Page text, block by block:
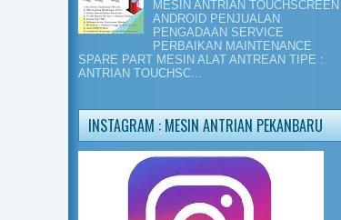
MESIN ANTRIAN TOUCHSCREEN
ANDROID PENJUALAN
PENGADAAN SERVICE
PERBAIKAN MAINTENANCE
SPARE PART MESIN ALAT ANTREAN TIPE :
ANTRIAN TOUCHSC...
INSTAGRAM : MESIN ANTRIAN PEKANBARU